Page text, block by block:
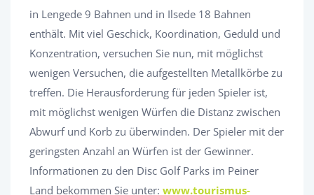
in Lengede 9 Bahnen und in Ilsede 18 Bahnen
enthält. Mit viel Geschick, Koordination, Geduld und
Konzentration, versuchen Sie nun, mit möglichst
wenigen Versuchen, die aufgestellten Metallkörbe zu
treffen. Die Herausforderung für jeden Spieler ist,
mit möglichst wenigen Würfen die Distanz zwischen
Abwurf und Korb zu überwinden. Der Spieler mit der
geringsten Anzahl an Würfen ist der Gewinner.
Informationen zu den Disc Golf Parks im Peiner
Land bekommen Sie unter: www.tourismus-